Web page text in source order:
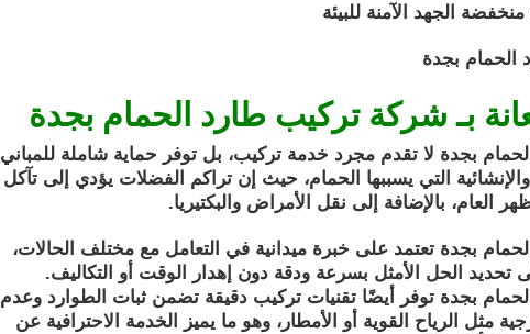
منخفضة الجهد الآمنة للبيئة
بـ شركة تركيب طارد الحمام بجدة
بجدة لا تقدم مجرد خدمة تركيب، بل توفر حماية شاملة للمباني
التي يسببها الحمام، حيث إن تراكم الفضلات يؤدي إلى تآكل
العام، بالإضافة إلى نقل الأمراض والبكتيريا.
بجدة تعتمد على خبرة ميدانية في التعامل مع مختلف الحالات،
تحديد الحل الأمثل بسرعة ودقة دون إهدار الوقت أو التكاليف.
بجدة توفر أيضًا تقنيات تركيب دقيقة تضمن ثبات الطوارد وعدم
مثل الرياح القوية أو الأمطار، وهو ما يميز الخدمة الاحترافية عن